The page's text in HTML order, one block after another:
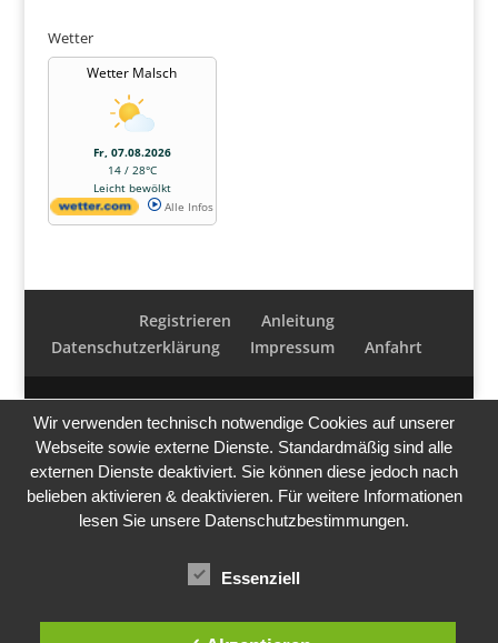
Wetter
Wetter Malsch
Fr, 07.08.2026
14 / 28°C
Leicht bewölkt
Alle Infos
Registrieren
Anleitung
Datenschutzerklärung
Impressum Anfahrt
Wir verwenden technisch notwendige Cookies auf unserer
Webseite sowie externe Dienste. Standardmäßig sind alle
externen Dienste deaktiviert. Sie können diese jedoch nach
belieben aktivieren & deaktivieren. Für weitere Informationen
lesen Sie unsere Datenschutzbestimmungen.
Essenziell